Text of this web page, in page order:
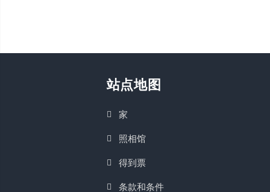
站点地图
家
照相馆
得到票
条款和条件